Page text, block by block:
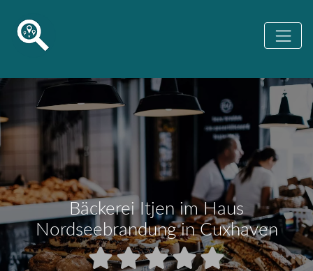
Bäckerei Itjen im Haus
Nordseebrandung in Cuxhaven